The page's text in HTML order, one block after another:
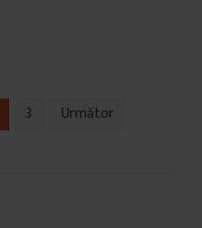
3 Următor